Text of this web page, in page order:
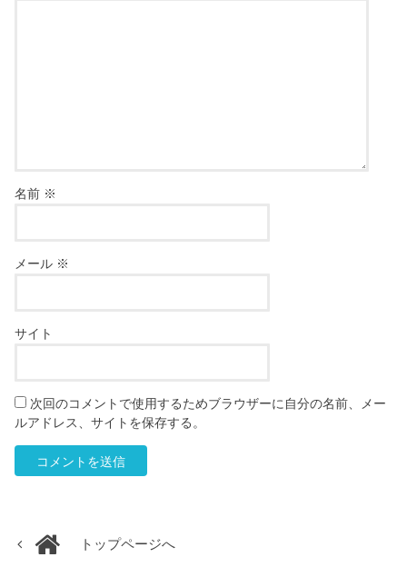
名前 ※
メール ※
サイト
次回のコメントで使用するためブラウザーに自分の名前、メー
ルアドレス、サイトを保存する。
トップページへ